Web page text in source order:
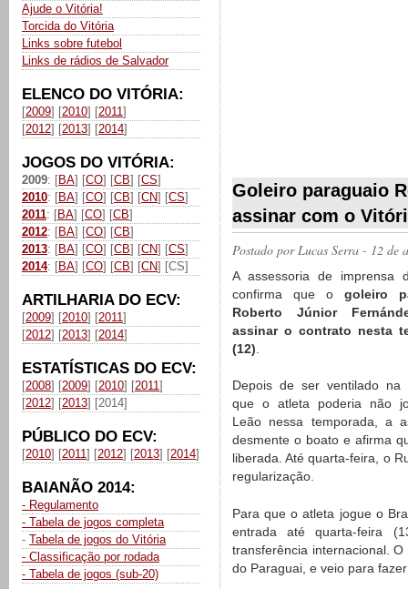
Ajude o Vitória!
Torcida do Vitória
Links sobre futebol
Links de rádios de Salvador
ELENCO DO VITÓRIA:
[2009] [2010] [2011]
[2012] [2013] [2014]
JOGOS DO VITÓRIA:
2009: [BA] [CO] [CB] [CS]
2010: [BA] [CO] [CB] [CN] [CS]
2011: [BA] [CO] [CB]
2012: [BA] [CO] [CB]
2013: [BA] [CO] [CB] [CN] [CS]
2014: [BA] [CO] [CB] [CN] [CS]
ARTILHARIA DO ECV:
[2009] [2010] [2011]
[2012] [2013] [2014]
ESTATÍSTICAS DO ECV:
[2008] [2009] [2010] [2011]
[2012] [2013] [2014]
PÚBLICO DO ECV:
[2010] [2011] [2012] [2013] [2014]
BAIANÃO 2014:
- Regulamento
- Tabela de jogos completa
- Tabela de jogos do Vitória
- Classificação por rodada
- Tabela de jogos (sub-20)
Goleiro paraguaio
assinar com o
Postado porLucas Serra - 12 de
A assessoria de imprensa
confirma que o goleiro
Roberto Júnior
assinar o contrato nesta
(12).
Depois de ser ventilado na
que o atleta poderia não
Leão nessa temporada, a
desmente o boato e afirma
liberada. Até quarta-feira, o
regularização.
Para que o atleta jogue o
entrada até quarta-feira
transferência internacional.
do Paraguai, e veio para